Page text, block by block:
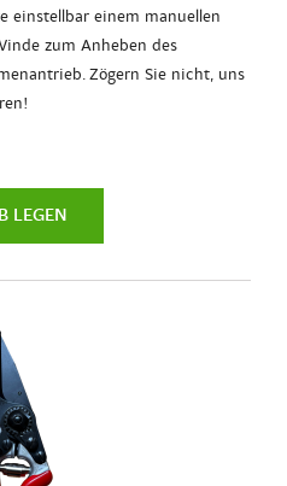
einstellbar einem manuellen
zum Anheben des
Zögern Sie nicht, uns
LEGEN